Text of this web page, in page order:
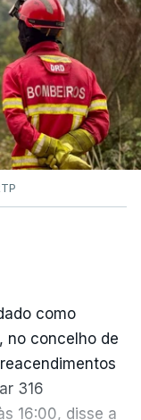
gravidade" a
de enviar para
sobre retorno
se de "uma
preventiva do
aprovado com
e a abstenção
o
como
no concelho de
316
16:00, disse a